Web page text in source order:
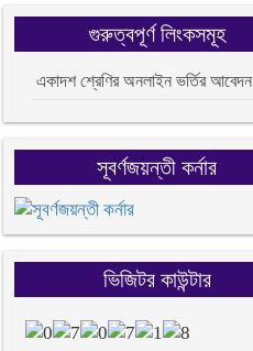
গুরুত্বপূর্ণ লিংকসমূহ
একাদশ শ্রেণির অনলাইন ভর্তির আবেদন
সূবর্ণজয়ন্তী কর্নার
ভিজিটর কাউন্টার